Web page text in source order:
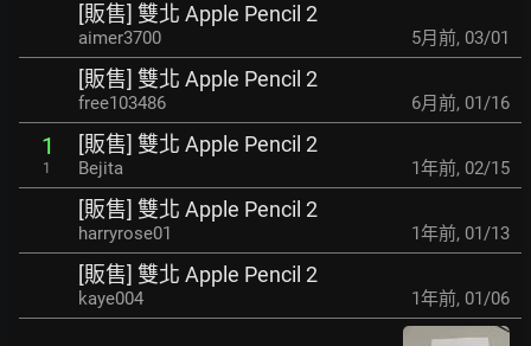
[販售] 雙北 Apple Pencil 2
aimer3700 5月前, 03/01
[販售] 雙北 Apple Pencil 2
free103486 6月前, 01/16
1
1
[販售] 雙北 Apple Pencil 2
Bejita 1年前, 02/15
[販售] 雙北 Apple Pencil 2
harryrose01 1年前, 01/13
[販售] 雙北 Apple Pencil 2
kaye004 1年前, 01/06